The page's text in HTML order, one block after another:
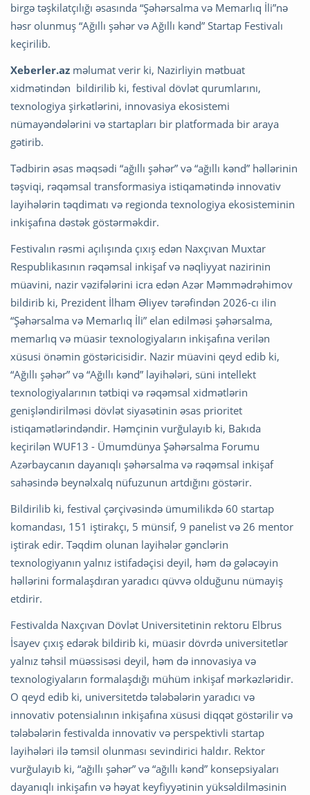
birgə təşkilatçılığı əsasında “Şəhərsalma və Memarlıq İli”nə
həsr olunmuş “Ağıllı şəhər və Ağıllı kənd” Startap Festivalı
keçirilib.
Xeberler.az məlumat verir ki, Nazirliyin mətbuat
xidmətindən bildirilib ki, festival dövlət qurumlarını,
texnologiya şirkətlərini, innovasiya ekosistemi
nümayəndələrini və startapları bir platformada bir araya
gətirib.
Tədbirin əsas məqsədi “ağıllı şəhər” və “ağıllı kənd” həllərinin
təşviqi, rəqəmsal transformasiya istiqamətində innovativ
layihələrin təqdimatı və regionda texnologiya ekosisteminin
inkişafına dəstək göstərməkdir.
Festivalın rəsmi açılışında çıxış edən Naxçıvan Muxtar
Respublikasının rəqəmsal inkişaf və nəqliyyat nazirinin
müavini, nazir vəzifələrini icra edən Azər Məmmədrəhimov
bildirib ki, Prezident İlham Əliyev tərəfindən 2026-cı ilin
“Şəhərsalma və Memarlıq İli” elan edilməsi şəhərsalma,
memarlıq və müasir texnologiyaların inkişafına verilən
xüsusi önəmin göstəricisidir. Nazir müavini qeyd edib ki,
“Ağıllı şəhər” və “Ağıllı kənd” layihələri, süni intellekt
texnologiyalarının tətbiqi və rəqəmsal xidmətlərin
genişləndirilməsi dövlət siyasətinin əsas prioritet
istiqamətlərindəndir. Həmçinin vurğulayıb ki, Bakıda
keçirilən WUF13 - Ümumdünya Şəhərsalma Forumu
Azərbaycanın dayanıqlı şəhərsalma və rəqəmsal inkişaf
sahəsində beynəlxalq nüfuzunun artdığını göstərir.
Bildirilib ki, festival çərçivəsində ümumilikdə 60 startap
komandası, 151 iştirakçı, 5 münsif, 9 panelist və 26 mentor
iştirak edir. Təqdim olunan layihələr gənclərin
texnologiyanın yalnız istifadəçisi deyil, həm də gələcəyin
həllərini formalaşdıran yaradıcı qüvvə olduğunu nümayiş
etdirir.
Festivalda Naxçıvan Dövlət Universitetinin rektoru Elbrus
İsayev çıxış edərək bildirib ki, müasir dövrdə universitetlər
yalnız təhsil müəssisəsi deyil, həm də innovasiya və
texnologiyaların formalaşdığı mühüm inkişaf mərkəzləridir.
O qeyd edib ki, universitetdə tələbələrin yaradıcı və
innovativ potensialının inkişafına xüsusi diqqət göstərilir və
tələbələrin festivalda innovativ və perspektivli startap
layihələri ilə təmsil olunması sevindirici haldır. Rektor
vurğulayıb ki, “ağıllı şəhər” və “ağıllı kənd” konsepsiyaları
dayanıqlı inkişafın və həyat keyfiyyətinin yüksəldilməsinin